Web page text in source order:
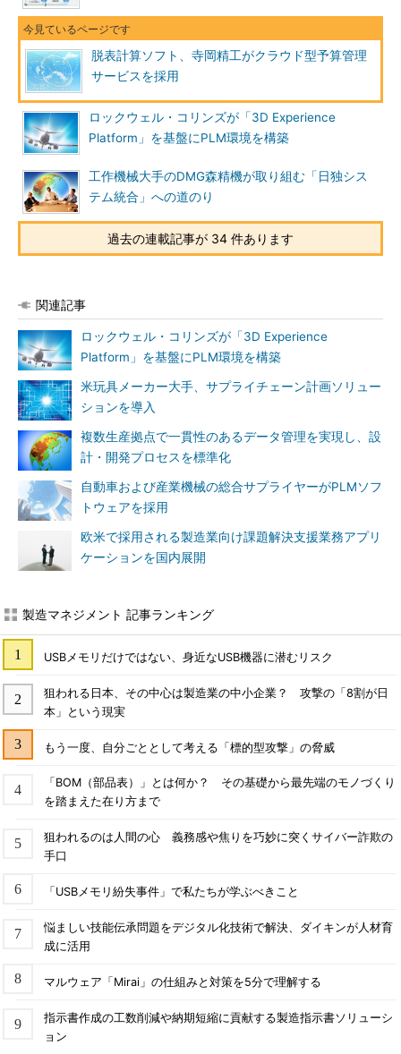
脱表計算ソフト、寺岡精工がクラウド型予算管理
サービスを採用
ロックウェル・コリンズが「3D Experience
Platform」を基盤にPLM環境を構築
工作機械大手のDMG森精機が取り組む「日独シス
テム統合」への道のり
過去の連載記事が 34 件あります
関連記事
ロックウェル・コリンズが「3D Experience
Platform」を基盤にPLM環境を構築
米玩具メーカー大手、サプライチェーン計画ソリュー
ションを導入
複数生産拠点で一貫性のあるデータ管理を実現し、設
計・開発プロセスを標準化
自動車および産業機械の総合サプライヤーがPLMソフ
トウェアを採用
欧米で採用される製造業向け課題解決支援業務アプリ
ケーションを国内展開
製造マネジメント 記事ランキング
USBメモリだけではない、身近なUSB機器に潜むリスク
狙われる日本、その中心は製造業の中小企業？ 攻撃の「8割が日
本」という現実
もう一度、自分ごととして考える「標的型攻撃」の脅威
「BOM（部品表）」とは何か？ その基礎から最先端のモノづくり
を踏まえた在り方まで
狙われるのは人間の心 義務感や焦りを巧妙に突くサイバー詐欺の
手口
「USBメモリ紛失事件」で私たちが学ぶべきこと
悩ましい技能伝承問題をデジタル化技術で解決、ダイキンが人材育
成に活用
マルウェア「Mirai」の仕組みと対策を5分で理解する
指示書作成の工数削減や納期短縮に貢献する製造指示書ソリューシ
ョン